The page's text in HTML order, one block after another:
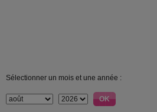
Sélectionner un mois et une année :